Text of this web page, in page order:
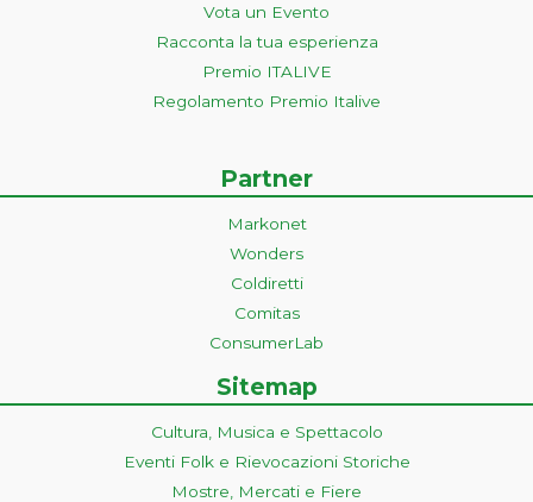
Vota un Evento
Racconta la tua esperienza
Premio ITALIVE
Regolamento Premio Italive
Partner
Markonet
Wonders
Coldiretti
Comitas
ConsumerLab
Sitemap
Cultura, Musica e Spettacolo
Eventi Folk e Rievocazioni Storiche
Mostre, Mercati e Fiere